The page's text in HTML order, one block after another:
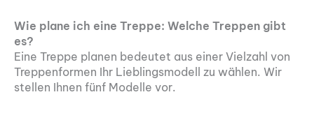
Wie plane ich eine Treppe: Welche Treppen gibt
es?
Eine Treppe planen bedeutet aus einer Vielzahl von
Treppenformen Ihr Lieblingsmodell zu wählen. Wir
stellen Ihnen fünf Modelle vor.